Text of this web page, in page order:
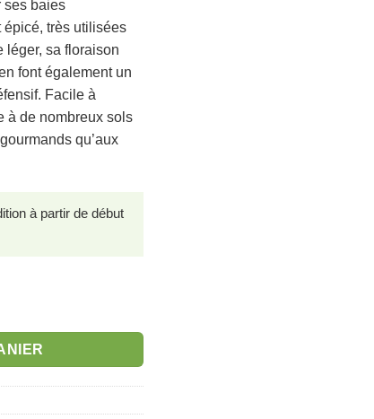
ses baies
épicé, très utilisées
léger, sa floraison
font également un
Facile à
à de nombreux sols
qu’aux
à partir de début